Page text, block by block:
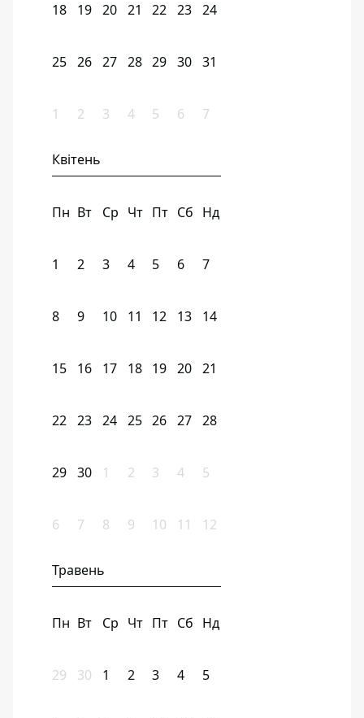
18 19 20 21 22 23 24
25 26 27 28 29 30 31
1 2 3 4 5 6 7
Квітень
Пн Вт Ср Чт Пт Сб Нд
1 2 3 4 5 6 7
8 9 10 11 12 13 14
15 16 17 18 19 20 21
22 23 24 25 26 27 28
29 30 1 2 3 4 5
6 7 8 9 10 11 12
Травень
Пн Вт Ср Чт Пт Сб Нд
29 30 1 2 3 4 5